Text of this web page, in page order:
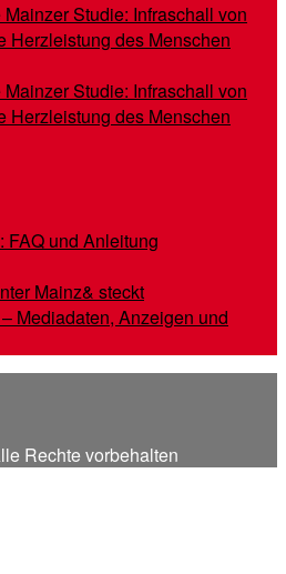
Mainzer Studie: Infraschall von
Herzleistung des Menschen
Mainzer Studie: Infraschall von
Herzleistung des Menschen
FAQ und Anleitung
Mainz& steckt
Mediadaten, Anzeigen und
Rechte vorbehalten